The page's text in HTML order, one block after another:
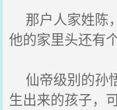
那户人家姓陈
他的家里头还有
仙帝级别的孙
生出来的孩子，